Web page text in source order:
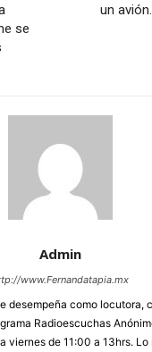
se
un
Admin
www.Fernandatapia.mx
desempeña como locutora,
Radioescuchas
viernes de 11:00 a 13hrs. Lo